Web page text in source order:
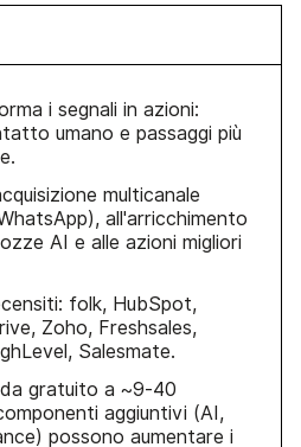
i segnali in azioni:
umano e passaggi più
multicanale
all'arricchimento
AI e alle azioni migliori
folk, HubSpot,
Zoho, Freshsales,
Salesmate.
gratuito a ~9-40
aggiuntivi (AI,
possono aumentare i